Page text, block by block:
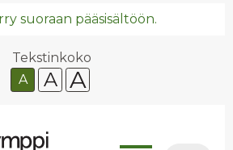
suoraan pääsisältöön.
Tekstinkoko
A
A A